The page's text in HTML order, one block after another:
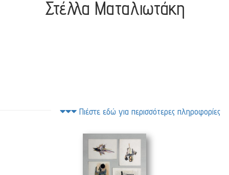
Στέλλα Ματαλιωτάκη
Πιέστε εδώ για περισσότερες πληροφορίες